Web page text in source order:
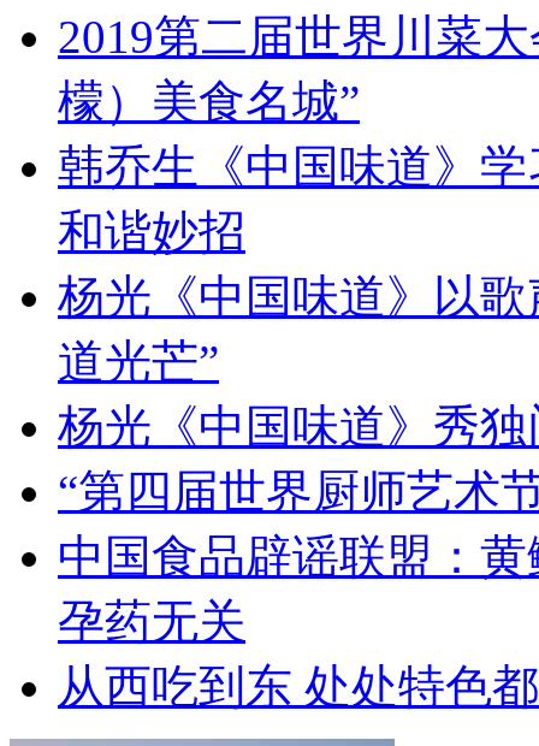
2019第二届世界川菜
檬）美食名城”
韩乔生《中国味道》
和谐妙招
杨光《中国味道》以
道光芒”
杨光《中国味道》秀
“第四届世界厨师艺术
中国食品辟谣联盟：
孕药无关
从西吃到东 处处特色